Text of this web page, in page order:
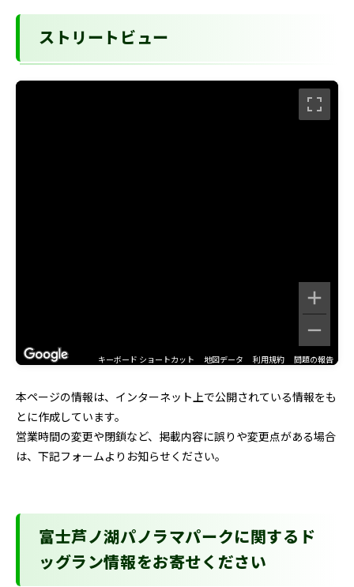
ストリートビュー
キーボード ショートカット 地図データ 利用規約 問題の報告
本ページの情報は、インターネット上で公開されている情報をも
とに作成しています。
営業時間の変更や閉鎖など、掲載内容に誤りや変更点がある場合
は、下記フォームよりお知らせください。
富士芦ノ湖パノラマパークに関するド
ッグラン情報をお寄せください